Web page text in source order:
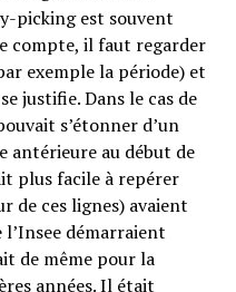
picking est souvent
compte, il faut regarder
exemple la période) et
justifie. Dans le cas de
s’étonner d’un
antérieure au début de
plus facile à repérer
de ces lignes) avaient
l’Insee démarraient
de même pour la
années. Il était